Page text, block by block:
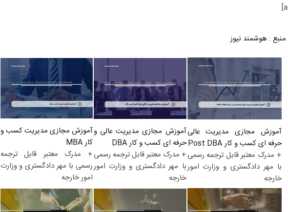
: هوشمند نیوز
آموزش مجازی مدیریت عالی
حرفه ای کسب و کار Post DBA
+ مدرک معتبر قابل ترجمه رسمی
با مهر دادگستری و وزارت امور
خارجه
آموزش مجازی مدیریت عالی و
حرفه ای کسب و کار DBA
+ مدرک معتبر قابل ترجمه رسمی
با مهر دادگستری و وزارت امور
خارجه
آموزش مجازی مدیریت کسب و
کار MBA
+ مدرک معتبر قابل ترجمه
رسمی با مهر دادگستری و وزارت
امور خارجه